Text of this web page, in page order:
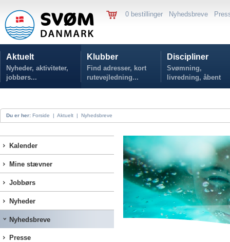
0 bestillinger Nyhedsbreve
Aktuelt
Nyheder, aktiviteter,
jobbørs...
Klubber
Find adresser, kort
rutevejledning...
Discipliner
Svømning,
livredning, åbent
vand...
Du er her: Forside | Aktuelt | Nyhedsbreve
Kalender
Mine stævner
Jobbørs
Nyheder
Nyhedsbreve
Presse